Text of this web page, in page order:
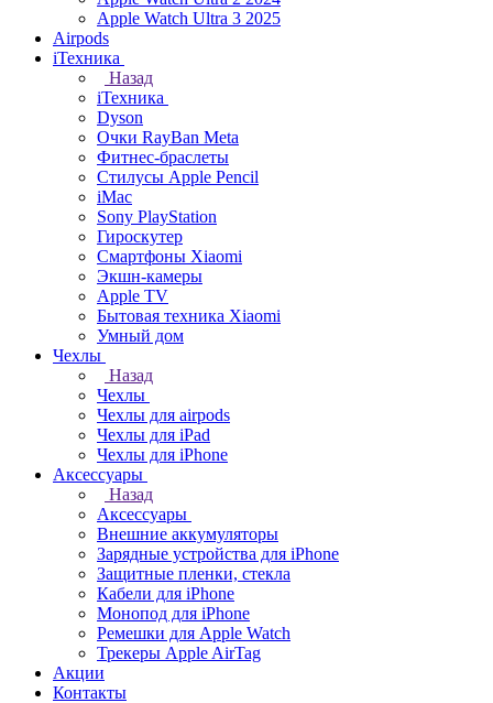
Apple Watch Ultra 3 2025
Airpods
iТехника
Назад
iТехника
Dyson
Очки RayBan Meta
Фитнес-браслеты
Стилусы Apple Pencil
iMac
Sony PlayStation
Гироскутер
Смартфоны Xiaomi
Экшн-камеры
Apple TV
Бытовая техника Xiaomi
Умный дом
Чехлы
Назад
Чехлы
Чехлы для airpods
Чехлы для iPad
Чехлы для iPhone
Аксессуары
Назад
Аксессуары
Внешние аккумуляторы
Зарядные устройства для iPhone
Защитные пленки, стекла
Кабели для iPhone
Монопод для iPhone
Ремешки для Apple Watch
Трекеры Apple AirTag
Акции
Контакты